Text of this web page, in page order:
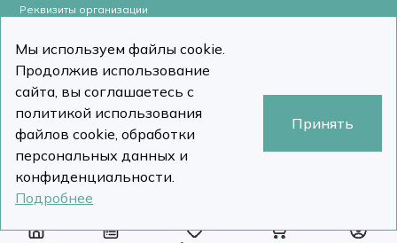
Реквизиты организации
Пользовательское соглашение
Политика конфиденциальности
stomcomp.ru © Все права защищены 2026
Мы используем файлы cookie.
Продолжив использование
сайта, вы соглашаетесь с
политикой использования
файлов cookie, обработки
персональных данных и
конфиденциальности.
Подробнее
Принять